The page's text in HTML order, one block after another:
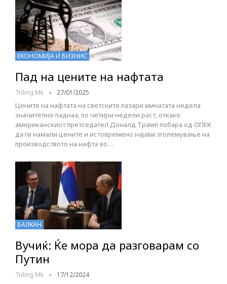
ЕКОНОМИЈА И БИЗНИС
Пад на цените на нафтата
Triling Mk 27/01/2025
Цените на нафтата на светските пазари минатата недела
значително паднаа, по четири недели раст, откако
американскиот претседател Доналд Трамп побара од ОПЕК
да ги намали цените и истовремено најави зголемување на
производството на нафта во…
БАЛКАН
Вучиќ: Ќе мора да разговарам со
Путин
Triling Mk 17/12/2024